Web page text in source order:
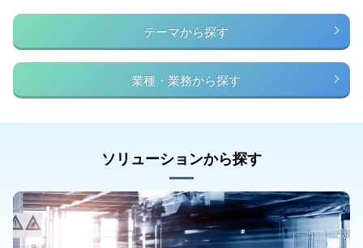
テーマから探す
業種・業務から探す
ソリューションから探す